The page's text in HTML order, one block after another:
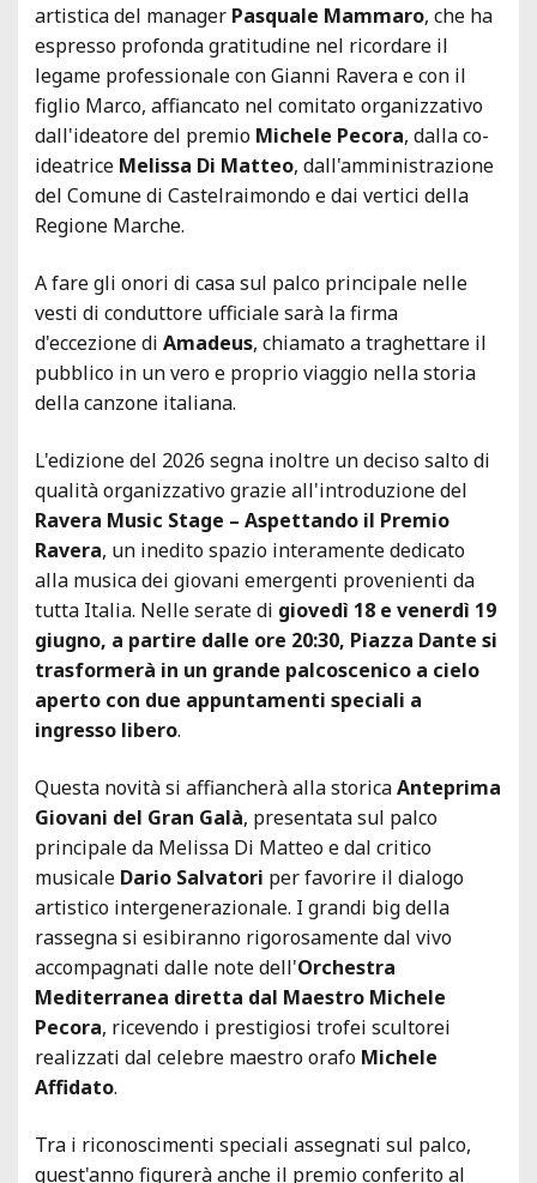
artistica del manager Pasquale Mammaro, che ha
espresso profonda gratitudine nel ricordare il
legame professionale con Gianni Ravera e con il
figlio Marco, affiancato nel comitato organizzativo
dall'ideatore del premio Michele Pecora, dalla co-
ideatrice Melissa Di Matteo, dall'amministrazione
del Comune di Castelraimondo e dai vertici della
Regione Marche.
A fare gli onori di casa sul palco principale nelle
vesti di conduttore ufficiale sarà la firma
d'eccezione di Amadeus, chiamato a traghettare il
pubblico in un vero e proprio viaggio nella storia
della canzone italiana.
L'edizione del 2026 segna inoltre un deciso salto di
qualità organizzativo grazie all'introduzione del
Ravera Music Stage – Aspettando il Premio
Ravera, un inedito spazio interamente dedicato
alla musica dei giovani emergenti provenienti da
tutta Italia. Nelle serate di giovedì 18 e venerdì 19
giugno, a partire dalle ore 20:30, Piazza Dante si
trasformerà in un grande palcoscenico a cielo
aperto con due appuntamenti speciali a
ingresso libero.
Questa novità si affiancherà alla storicaAnteprima
Giovani del Gran Galà, presentata sul palco
principale da Melissa Di Matteo e dal critico
musicale Dario Salvatori per favorire il dialogo
artistico intergenerazionale. I grandi big della
rassegna si esibiranno rigorosamente dal vivo
accompagnati dalle note dell'Orchestra
Mediterranea diretta dal Maestro Michele
Pecora, ricevendo i prestigiosi trofei scultorei
realizzati dal celebre maestro orafo Michele
Affidato.
Tra i riconoscimenti speciali assegnati sul palco,
quest'anno figurerà anche il premio conferito al